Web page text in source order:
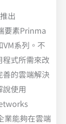
出
要素Prinma
系列。不
式所需來改
善的雲端解決
說使用
業能夠在雲端